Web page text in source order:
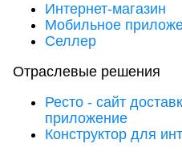
Интернет-магазин
Мобильное
Селлер
Отраслевые решения
Ресто - сайт
приложение
Конструктор для